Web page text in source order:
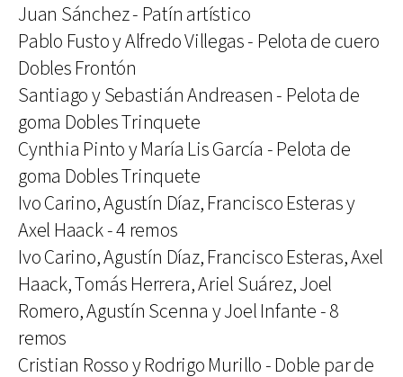
Juan Sánchez - Patín artístico
Pablo Fusto y Alfredo Villegas - Pelota de cuero
Dobles Frontón
Santiago y Sebastián Andreasen - Pelota de
goma Dobles Trinquete
Cynthia Pinto y María Lis García - Pelota de
goma Dobles Trinquete
Ivo Carino, Agustín Díaz, Francisco Esteras y
Axel Haack - 4 remos
Ivo Carino, Agustín Díaz, Francisco Esteras, Axel
Haack, Tomás Herrera, Ariel Suárez, Joel
Romero, Agustín Scenna y Joel Infante - 8
remos
Cristian Rosso y Rodrigo Murillo - Doble par de